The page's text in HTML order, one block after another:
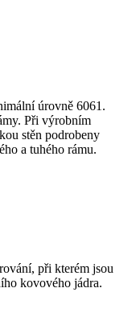
úrovně 6061.
Při výrobním
stěn podrobeny
a tuhého rámu.
při kterém jsou
kovového jádra.